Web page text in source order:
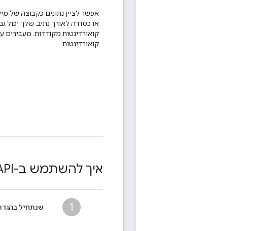
אפשר לציין נתונים כקבוצה של
או כסדרה לאורך נתיב. שלך יכול
קואורדינטות.
איך להשתמש ב-liftion API
1 שנתחיל